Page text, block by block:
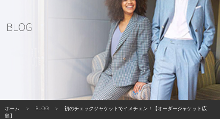
BLOG
ホーム BLOG
初のチェックジャケットでイメチェン！【オーダージャケット広
島】